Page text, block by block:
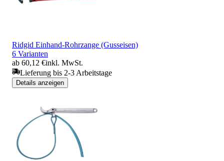
Ridgid Einhand-Rohrzange (Gusseisen)
6 Varianten
ab 60,12 €inkl. MwSt.
Lieferung bis 2-3 Arbeitstage
Details anzeigen